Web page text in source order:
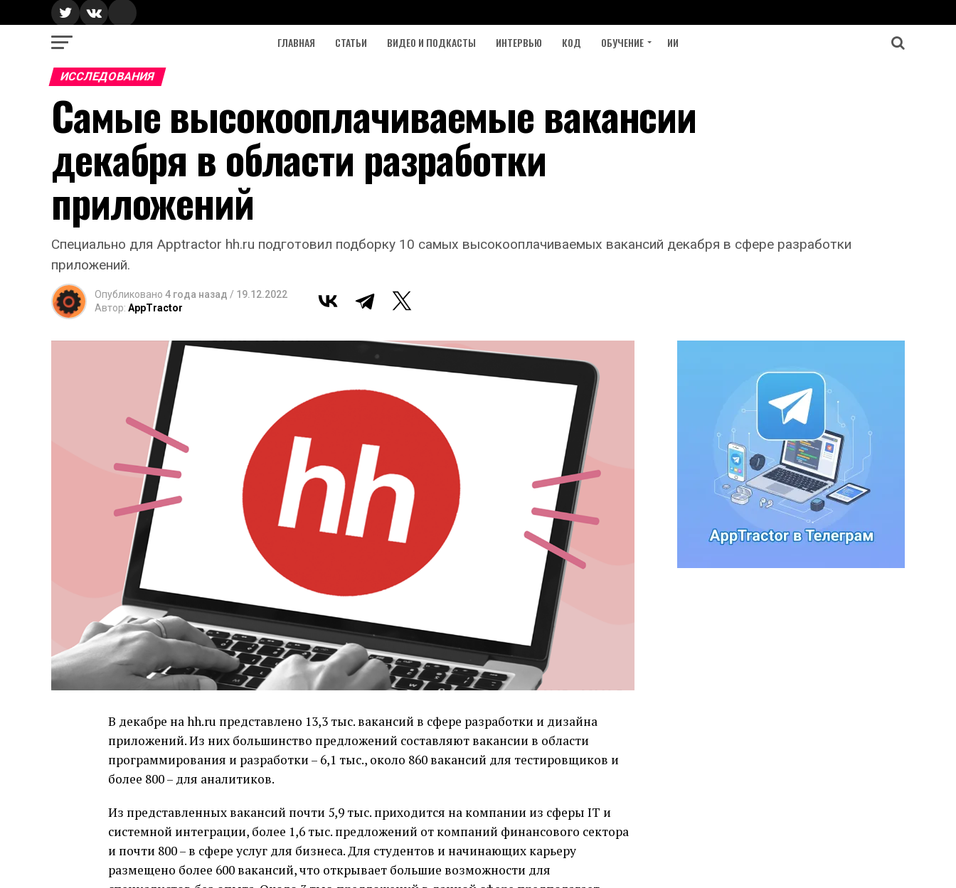
ГЛАВНАЯ СТАТЬИ ВИДЕО И ПОДКАСТЫ ИНТЕРВЬЮ КОД ОБУЧЕНИЕ ИИ
ИССЛЕДОВАНИЯ
Самые высокооплачиваемые вакансии
декабря в области разработки
приложений
Специально для Apptractor hh.ru подготовил подборку 10 самых высокооплачиваемых вакансий декабря в сфере разработки
приложений.
Опубликовано 4 года назад / 19.12.2022
Автор: AppTractor
В декабре на hh.ru представлено 13,3 тыс. вакансий в сфере разработки и дизайна
приложений. Из них большинство предложений составляют вакансии в области
программирования и разработки – 6,1 тыс., около 860 вакансий для тестировщиков и
более 800 – для аналитиков.
Из представленных вакансий почти 5,9 тыс. приходится на компании из сферы IT и
системной интеграции, более 1,6 тыс. предложений от компаний финансового сектора
и почти 800 – в сфере услуг для бизнеса. Для студентов и начинающих карьеру
размещено более 600 вакансий, что открывает большие возможности для